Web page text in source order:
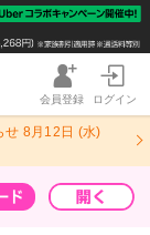
会員登録 ログイン
せ 8月12日 (水)